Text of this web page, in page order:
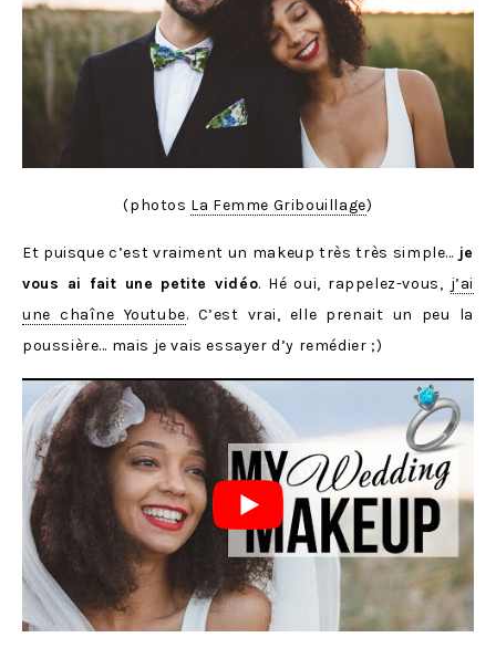
(photos La Femme Gribouillage)
Et puisque c’est vraiment un makeup très très simple… je
vous ai fait une petite vidéo. Hé oui, rappelez-vous, j’ai
une chaîne Youtube. C’est vrai, elle prenait un peu la
poussière… mais je vais essayer d’y remédier ;)